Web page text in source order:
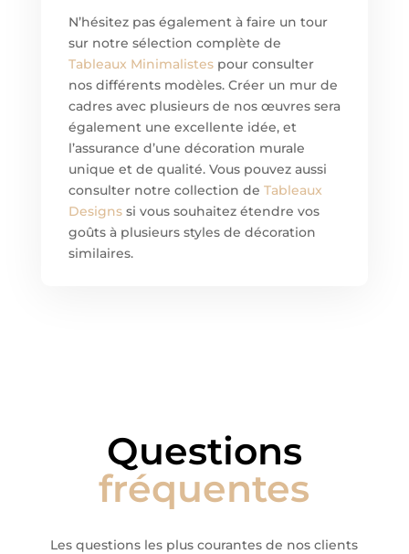
N’hésitez pas également à faire un tour
sur notre sélection complète de
Tableaux Minimalistespour consulter
nos différents modèles. Créer un mur de
cadres avec plusieurs de nos œuvres sera
également une excellente idée, et
l’assurance d’une décoration murale
unique et de qualité. Vous pouvez aussi
consulter notre collection de Tableaux
Designssi vous souhaitez étendre vos
goûts à plusieurs styles de décoration
similaires.
Questions
fréquentes
Les questions les plus courantes de nos clients